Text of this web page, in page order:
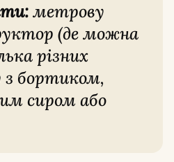
метрову
(де можна
різних
з бортиком,
сиром або